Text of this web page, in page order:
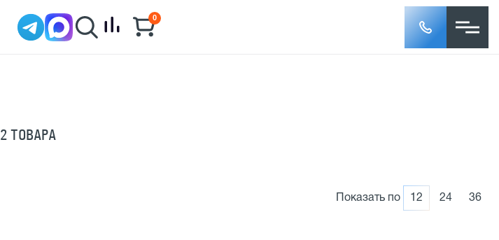
0
2 ТОВАРА
Показать по 12 24 36